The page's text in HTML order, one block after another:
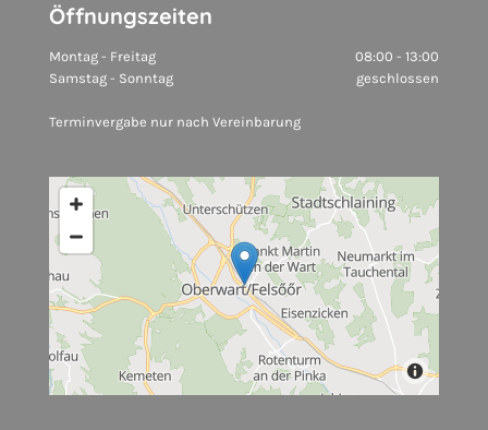
Öffnungszeiten
Montag - Freitag
08:00 - 13:00
Samstag - Sonntag
geschlossen
Terminvergabe nur nach Vereinbarung